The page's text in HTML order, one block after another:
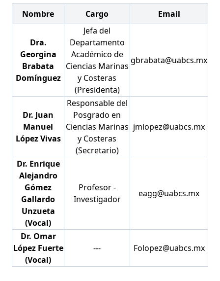
Nombre Cargo Email
Dra.
Georgina
Brabata
Domínguez
Jefa del
Departamento
Académico de
Ciencias Marinas
y Costeras
(Presidenta)
gbrabata@uabcs.mx
Dr. Juan
Manuel
López Vivas
Responsable del
Posgrado en
Ciencias Marinas
y Costeras
(Secretario)
jmlopez@uabcs.mx
Dr. Enrique
Alejandro
Gómez
Gallardo
Unzueta
(Vocal)
Profesor -
Investigador
eagg@uabcs.mx
Dr. Omar
López Fuerte
(Vocal)
--- Folopez@uabcs.mx